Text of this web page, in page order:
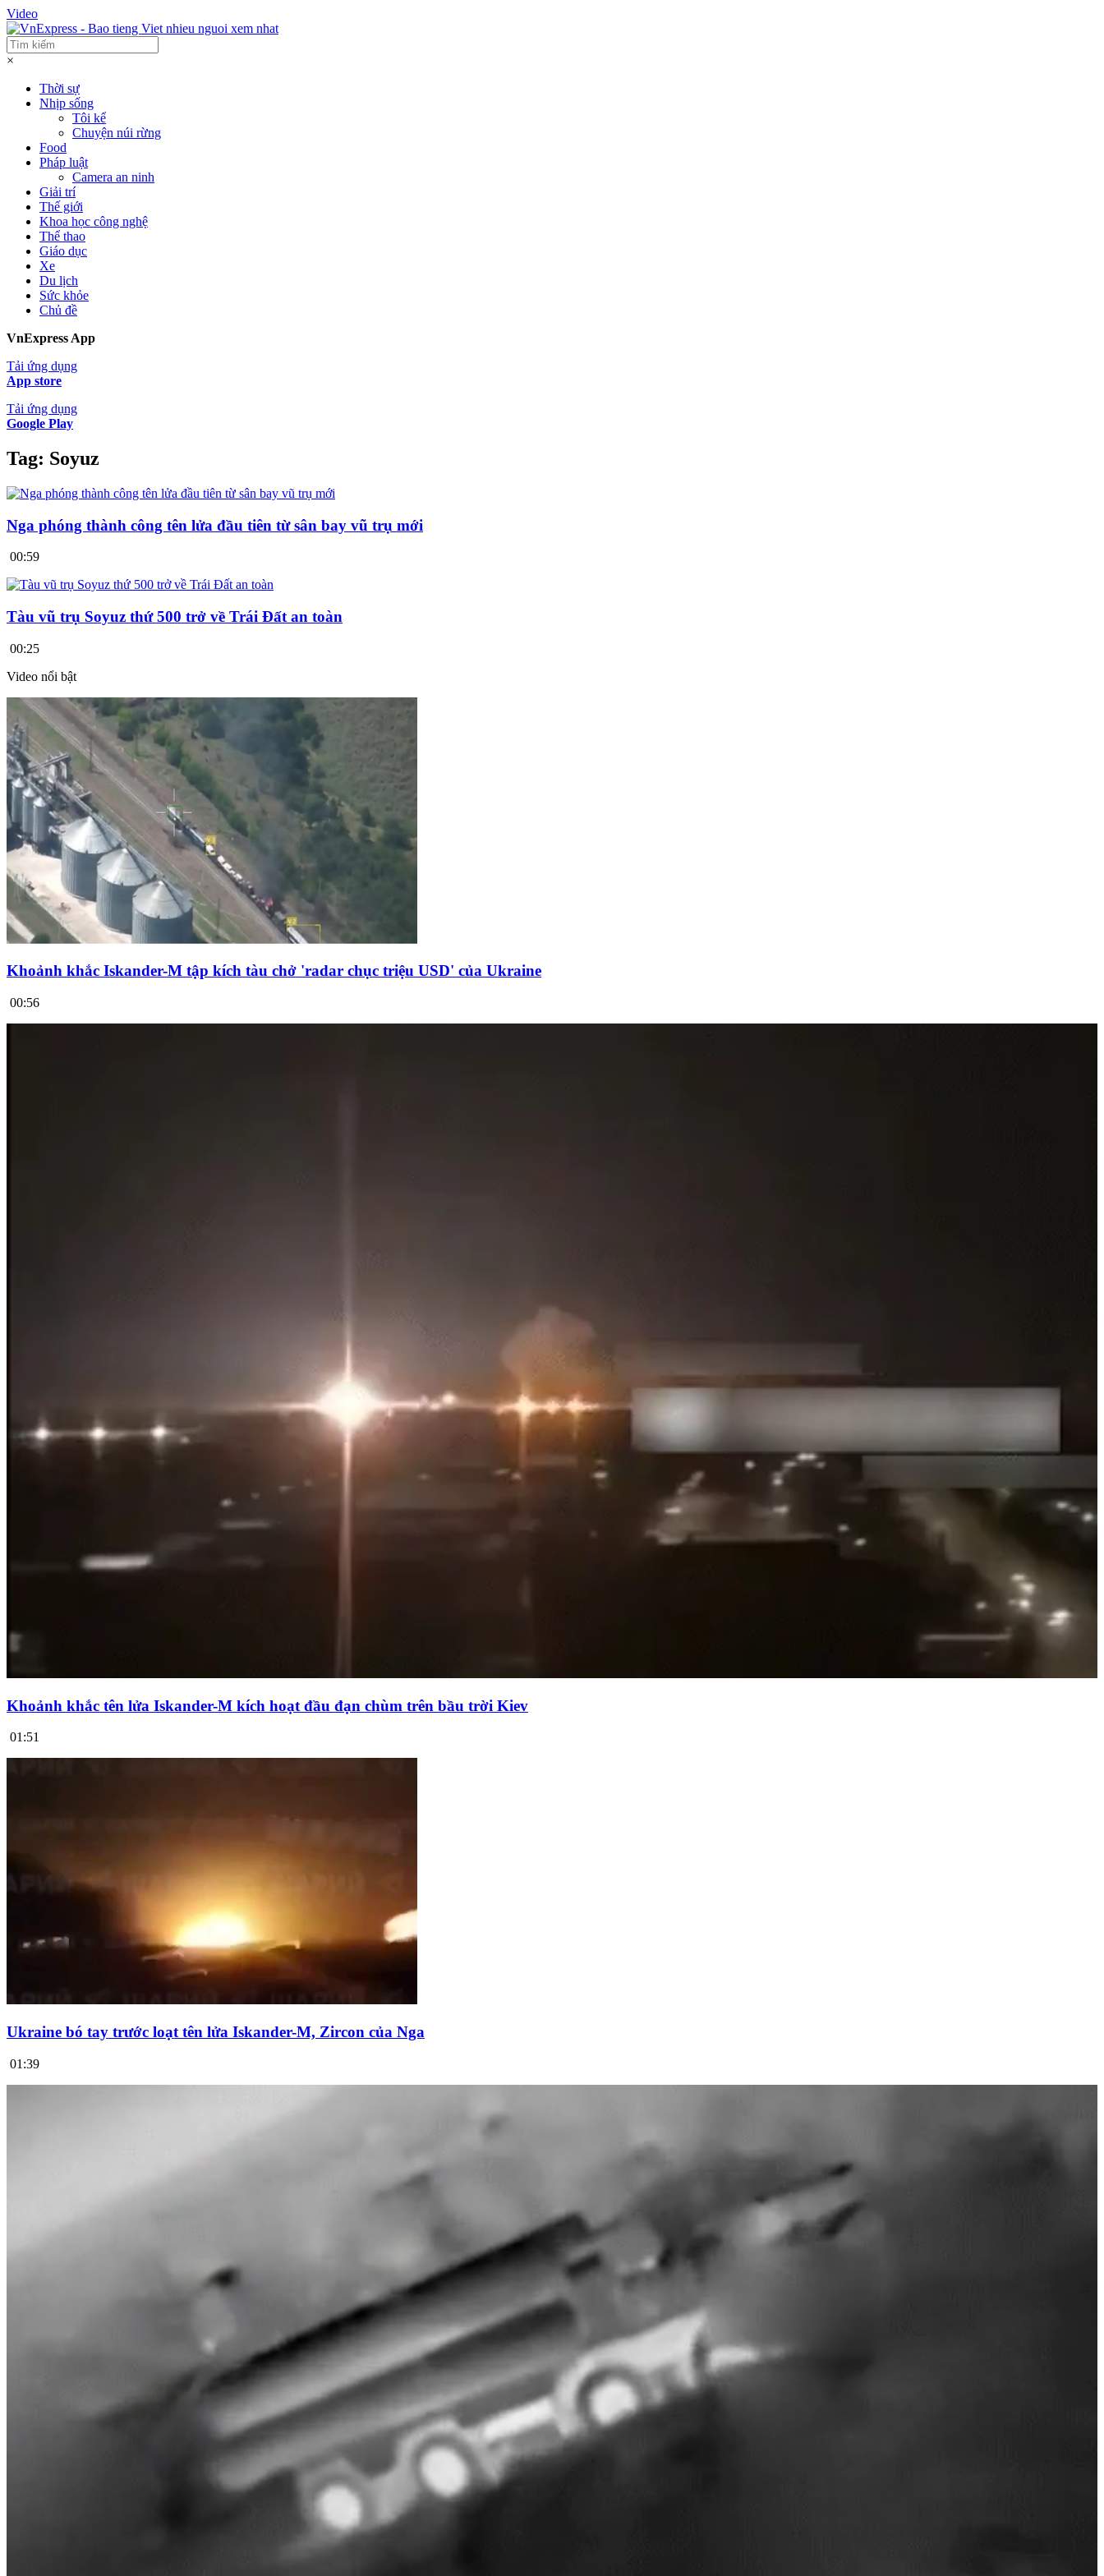
Video
×
Thời sự
Nhịp sống
Tôi kể
Chuyện núi rừng
Food
Pháp luật
Camera an ninh
Giải trí
Thế giới
Khoa học công nghệ
Thể thao
Giáo dục
Xe
Du lịch
Sức khỏe
Chủ đề
VnExpress App
Tải ứng dụng
App store
Tải ứng dụng
Google Play
Tag: Soyuz
Nga phóng thành công tên lửa đầu tiên từ sân bay vũ trụ mới
00:59
Tàu vũ trụ Soyuz thứ 500 trở về Trái Đất an toàn
00:25
Video nổi bật
Khoảnh khắc Iskander-M tập kích tàu chở 'radar chục triệu USD' của Ukraine
00:56
Khoảnh khắc tên lửa Iskander-M kích hoạt đầu đạn chùm trên bầu trời Kiev
01:51
Ukraine bó tay trước loạt tên lửa Iskander-M, Zircon của Nga
01:39